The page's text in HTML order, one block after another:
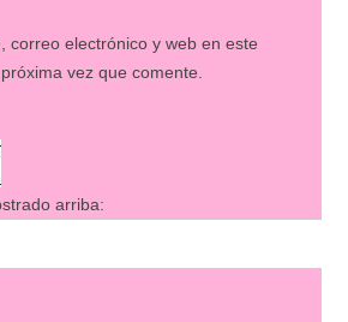
correo electrónico y web en este
vez que comente.
arriba: